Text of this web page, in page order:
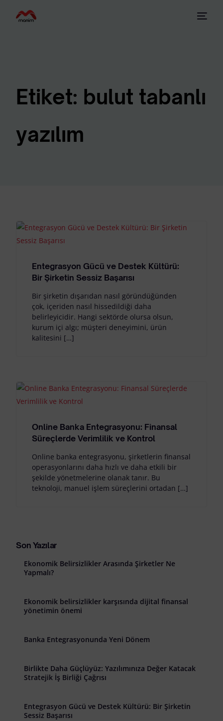
Etiket: bulut tabanlı
yazılım
Entegrasyon Gücü ve Destek Kültürü:
Bir Şirketin Sessiz Başarısı
Bir şirketin dışarıdan nasıl göründüğünden
çok, içeriden nasıl hissedildiği daha
belirleyicidir. Hangi sektörde olursa olsun,
kurum içi algı; müşteri deneyimini, ürün
kalitesini […]
Online Banka Entegrasyonu: Finansal
Süreçlerde Verimlilik ve Kontrol
Online banka entegrasyonu, şirketlerin finansal
operasyonlarını daha hızlı ve daha etkili bir
şekilde yönetmelerine olanak tanır. Bu
teknoloji, manuel işlem süreçlerini ortadan […]
Son Yazılar
Ekonomik Belirsizlikler Arasında Şirketler Ne
Yapmalı?
Ekonomik belirsizlikler karşısında dijital finansal
yönetimin önemi
Banka Entegrasyonunda Yeni Dönem
Birlikte Daha Güçlüyüz: Yazılımınıza Değer Katacak
Stratejik İş Birliği Çağrısı
Entegrasyon Gücü ve Destek Kültürü: Bir Şirketin
Sessiz Başarısı